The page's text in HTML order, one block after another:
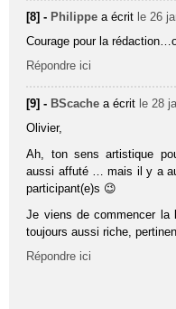
[8] - Philippe a écrit le 26
Courage pour la
Répondre ici
[9] - BScache a écrit le 28
Olivier,
Ah, ton sens artistique
aussi affuté … mais il y a
participant(e)s 😉
Je viens de commencer la
toujours aussi riche,
Répondre ici